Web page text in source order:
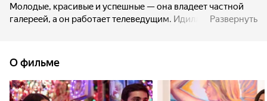
Молодые, красивые и успешные — она владеет частной
галереей, а он работает телеведущим. Идиллию нарушает
Брук. Одна деловая поездка Брук и Ансгара в Париж
может изменить всё: между ними нарастает сексуальное
напряжение, а оставшийся в Нью-Йорке Оуэн встречает
в баре свою молодую фанатку. Каждый из них
Развернуть
О фильме